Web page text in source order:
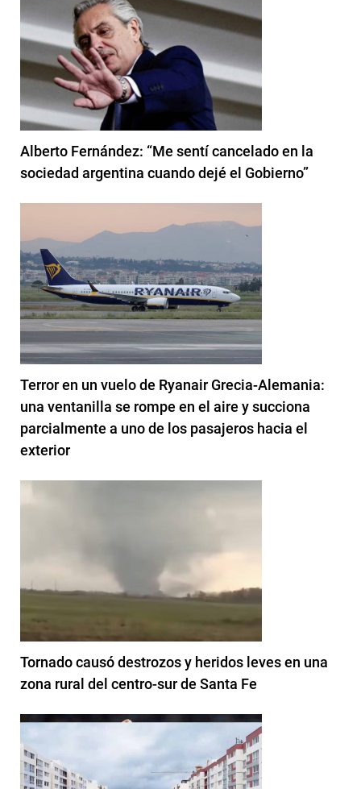
Alberto Fernández: “Me sentí cancelado en la
sociedad argentina cuando dejé el Gobierno”
Terror en un vuelo de Ryanair Grecia-Alemania:
una ventanilla se rompe en el aire y succiona
parcialmente a uno de los pasajeros hacia el
exterior
Tornado causó destrozos y heridos leves en una
zona rural del centro-sur de Santa Fe